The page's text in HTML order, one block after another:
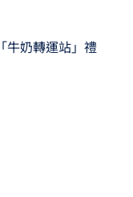
牛奶轉運站」禮